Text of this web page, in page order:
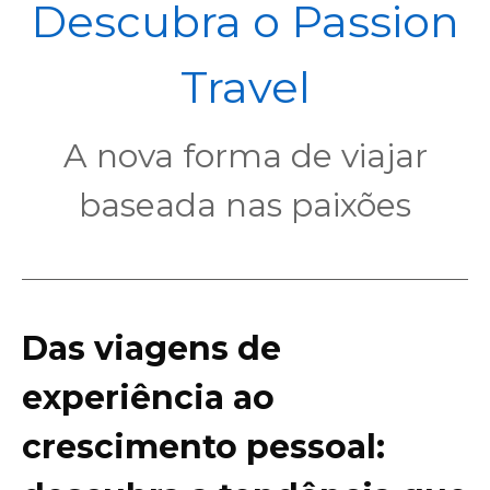
Descubra o Passion
Travel
A nova forma de viajar
baseada nas paixões
Das viagens de
experiência ao
crescimento pessoal: